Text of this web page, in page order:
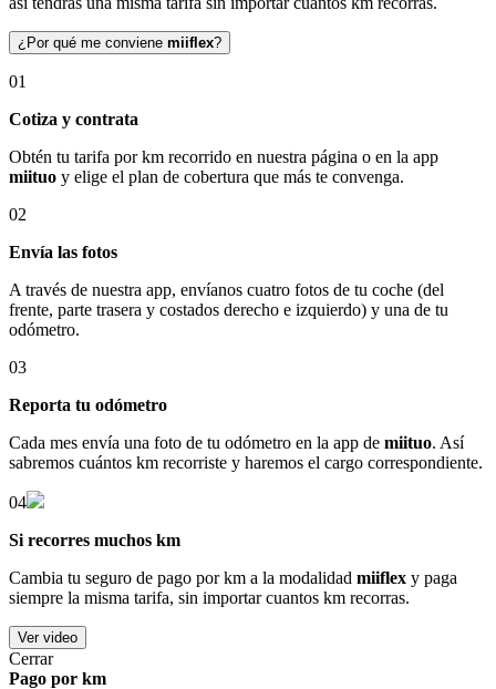
¿Por qué me conviene miiflex?
01
Cotiza y contrata
Obtén tu tarifa por km recorrido en nuestra página o en la app
miituo y elige el plan de cobertura que más te convenga.
02
Envía las fotos
A través de nuestra app, envíanos cuatro fotos de tu coche (del
frente, parte trasera y costados derecho e izquierdo) y una de tu
odómetro.
03
Reporta tu odómetro
Cada mes envía una foto de tu odómetro en la app de miituo. Así
sabremos cuántos km recorriste y haremos el cargo correspondiente.
04
Si recorres muchos km
Cambia tu seguro de pago por km a la modalidad miiflex y paga
siempre la misma tarifa, sin importar cuantos km recorras.
Ver video
Cerrar
Pago por km